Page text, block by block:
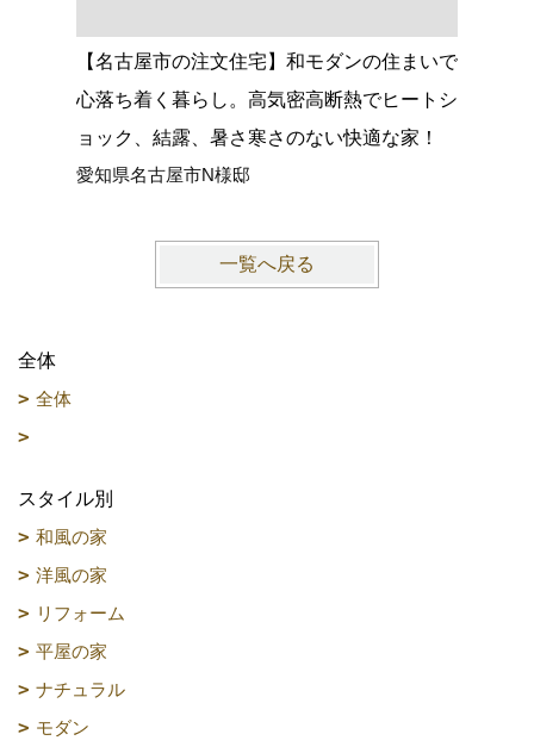
【名古屋市の注文住宅】和モダンの住まいで
心落ち着く暮らし。高気密高断熱でヒートシ
ョック、結露、暑さ寒さのない快適な家！
愛知県名古屋市N様邸
一覧へ戻る
全体
全体
スタイル別
和風の家
洋風の家
リフォーム
平屋の家
ナチュラル
モダン